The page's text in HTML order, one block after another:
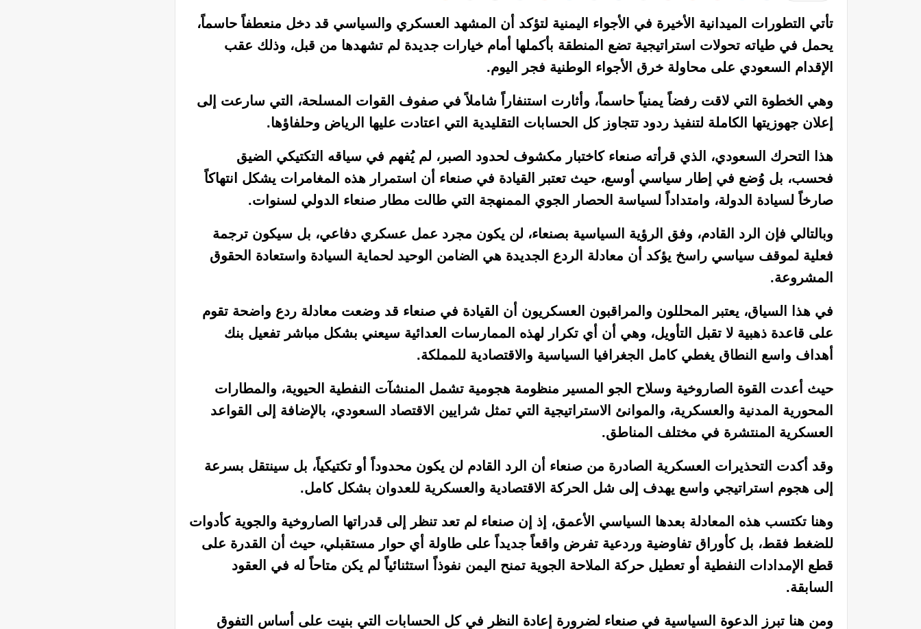
تأتي التطورات الميدانية الأخيرة في الأجواء اليمنية لتؤكد أن المشهد العسكري والسياسي قد دخل منعطفاً حاسماً،
يحمل في طياته تحولات استراتيجية تضع المنطقة بأكملها أمام خيارات جديدة لم تشهدها من قبل، وذلك عقب
الإقدام السعودي على محاولة خرق الأجواء الوطنية فجر اليوم.
وهي الخطوة التي لاقت رفضاً يمنياً حاسماً، وأثارت استنفاراً شاملاً في صفوف القوات المسلحة، التي سارعت إلى
إعلان جهوزيتها الكاملة لتنفيذ ردود تتجاوز كل الحسابات التقليدية التي اعتادت عليها الرياض وحلفاؤها.
هذا التحرك السعودي، الذي قرأته صنعاء كاختبار مكشوف لحدود الصبر، لم يُفهم في سياقه التكتيكي الضيق
فحسب، بل وُضع في إطار سياسي أوسع، حيث تعتبر القيادة في صنعاء أن استمرار هذه المغامرات يشكل انتهاكاً
صارخاً لسيادة الدولة، وامتداداً لسياسة الحصار الجوي الممنهجة التي طالت مطار صنعاء الدولي لسنوات.
وبالتالي فإن الرد القادم، وفق الرؤية السياسية بصنعاء، لن يكون مجرد عمل عسكري دفاعي، بل سيكون ترجمة
فعلية لموقف سياسي راسخ يؤكد أن معادلة الردع الجديدة هي الضامن الوحيد لحماية السيادة واستعادة الحقوق
المشروعة.
في هذا السياق، يعتبر المحللون والمراقبون العسكريون أن القيادة في صنعاء قد وضعت معادلة ردع واضحة تقوم
على قاعدة ذهبية لا تقبل التأويل، وهي أن أي تكرار لهذه الممارسات العدائية سيعني بشكل مباشر تفعيل بنك
أهداف واسع النطاق يغطي كامل الجغرافيا السياسية والاقتصادية للمملكة.
حيث أعدت القوة الصاروخية وسلاح الجو المسير منظومة هجومية تشمل المنشآت النفطية الحيوية، والمطارات
المحورية المدنية والعسكرية، والموانئ الاستراتيجية التي تمثل شرايين الاقتصاد السعودي، بالإضافة إلى القواعد
العسكرية المنتشرة في مختلف المناطق.
وقد أكدت التحذيرات العسكرية الصادرة من صنعاء أن الرد القادم لن يكون محدوداً أو تكتيكياً، بل سينتقل بسرعة
إلى هجوم استراتيجي واسع يهدف إلى شل الحركة الاقتصادية والعسكرية للعدوان بشكل كامل.
وهنا تكتسب هذه المعادلة بعدها السياسي الأعمق، إذ إن صنعاء لم تعد تنظر إلى قدراتها الصاروخية والجوية كأدوات
للضغط فقط، بل كأوراق تفاوضية وردعية تفرض واقعاً جديداً على طاولة أي حوار مستقبلي، حيث أن القدرة على
قطع الإمدادات النفطية أو تعطيل حركة الملاحة الجوية تمنح اليمن نفوذاً استثنائياً لم يكن متاحاً له في العقود
السابقة.
ومن هنا تبرز الدعوة السياسية في صنعاء لضرورة إعادة النظر في كل الحسابات التي بنيت على أساس التفوق